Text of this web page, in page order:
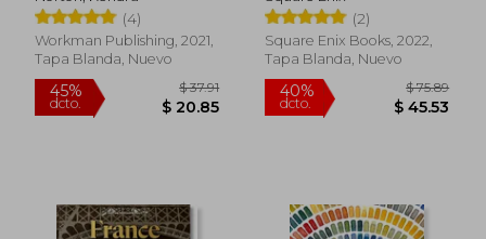
Draw the Lines! (en
Inglés)
(4)
Workman Publishing, 2021,
Tapa Blanda, Nuevo
Another Dawn- (en
Inglés)
(2)
Square Enix Books, 2022,
Tapa Blanda, Nuevo